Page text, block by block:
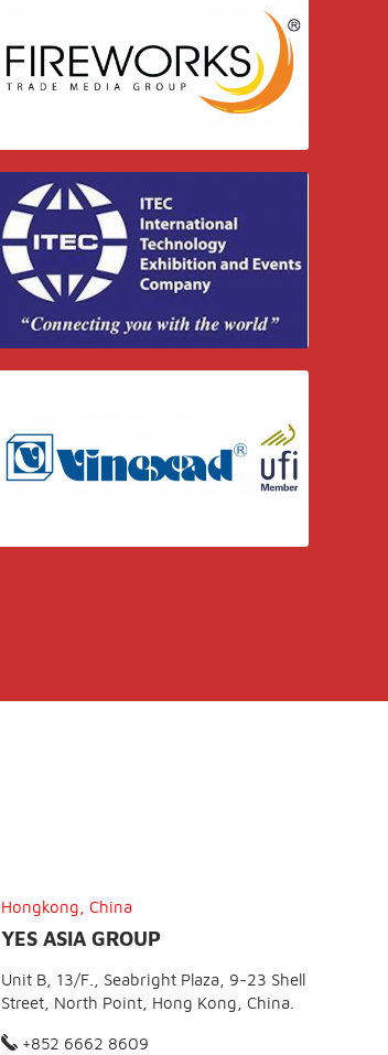
Hongkong, China
YES ASIA GROUP
Unit B, 13/F., Seabright Plaza, 9-23 Shell
Street, North Point, Hong Kong, China.
+852 6662 8609